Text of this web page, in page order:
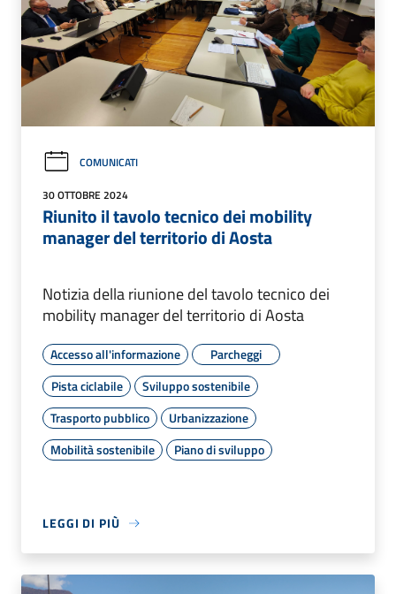
COMUNICATI
30 OTTOBRE 2024
Riunito il tavolo tecnico dei mobility
manager del territorio di Aosta
Notizia della riunione del tavolo tecnico dei
mobility manager del territorio di Aosta
Accesso all'informazione
Parcheggi
Pista ciclabile
Sviluppo sostenibile
Trasporto pubblico
Urbanizzazione
Mobilità sostenibile
Piano di sviluppo
LEGGI DI PIÙ